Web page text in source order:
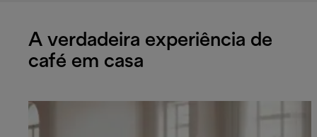
A verdadeira experiência de
café em casa